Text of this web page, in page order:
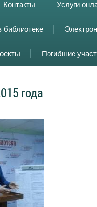
Контакты Услуги
библиотеке
Погибшие
года